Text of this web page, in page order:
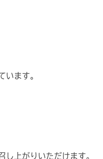
います。
上がりいただけます。